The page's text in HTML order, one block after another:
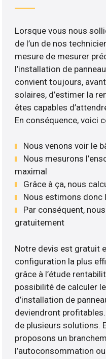
Lorsque vous nous
de l’un de nos
mesure de mesurer
l’installation de
convient toujours,
solaires, d’estimer la
êtes capables
En conséquence, voici
Nous venons voir le
Nous mesurons
maximal
Grâce à ça, nous
Nous estimons donc
Par conséquent,
gratuitement
Notre devis est gratuit
configuration la plus
grâce à l’étude
possibilité de calculer
d’installation de
deviendront
de plusieurs solutions.
proposons un
l’autoconsommation